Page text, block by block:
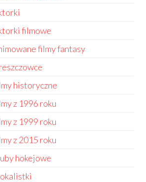
filmowe
filmy fantasy
historyczne
z 1996 roku
z 1999 roku
z 2015 roku
hokejowe